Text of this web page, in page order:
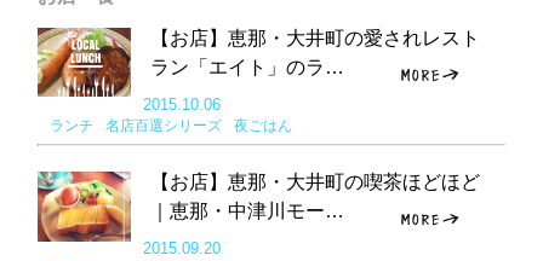
【お店】恵那・大井町の愛されレスト
ラン「エイト」のラ…
2015.10.06
ランチ 名店百選シリーズ 夜ごはん
【お店】恵那・大井町の喫茶ほどほど
｜恵那・中津川モー…
2015.09.20